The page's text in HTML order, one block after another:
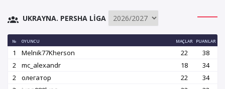
UKRAYNA. PERSHA LIGA
№ OYUNCU MAÇLAR PUANLAR
1 Melnik77Kherson 22
38
2
mc_alexandr 18
34
2
олегатор 22
34